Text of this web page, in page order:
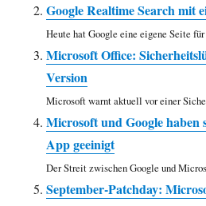
Google Realtime Search mit
Heute hat Google eine eigene Seite
Microsoft Office:
Version
Microsoft warnt aktuell vor einer
Microsoft und Google haben
App geeinigt
Der Streit zwischen Google und
September-Patchday: